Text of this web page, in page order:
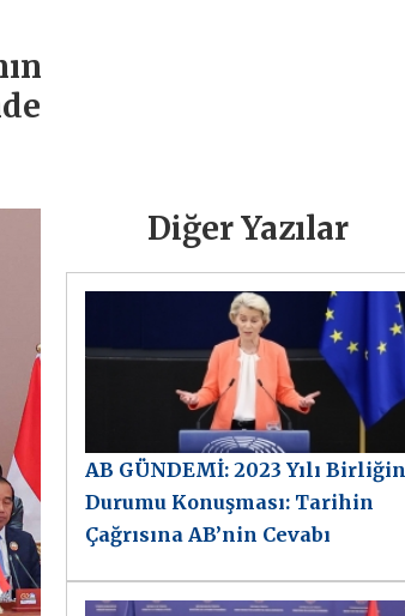
Diğer Yazılar
AB GÜNDEMİ: 2023 Yılı Birliğin
Durumu Konuşması: Tarihin
Çağrısına AB’nin Cevabı